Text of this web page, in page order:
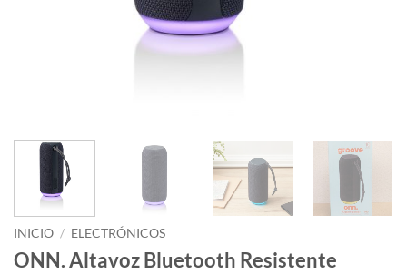
INICIO / ELECTRÓNICOS
ONN. Altavoz Bluetooth Resistente